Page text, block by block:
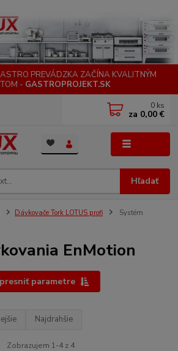
PREVÁDZKA ZAČÍNA KVALITNÝM
- GASTROPROJEKT.SK
Hľadať
0 ks
za 0,00 €
Dávkovače Tork LOTUS profi
Systém
EnMotion
parametre
Najdrahšie
Zobrazujem 1-4 z 4